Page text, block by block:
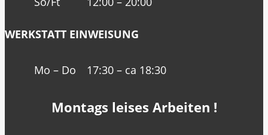
WERKSTATT EINWEISUNG
Mo – Do 17:30 – ca 18:30
Montags leises Arbeiten !